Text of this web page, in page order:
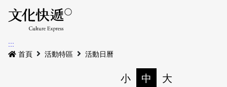
最新公告
:::
首頁
活動特區 活動日曆
小 中 大